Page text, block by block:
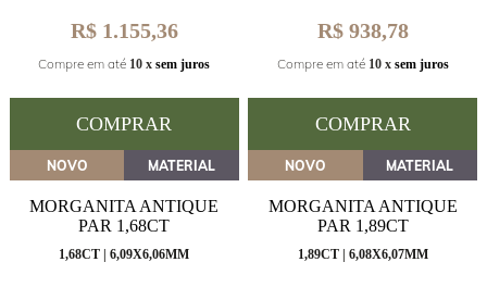
R$ 1.155,36
Compre em até 10 x sem juros
COMPRAR
R$ 938,78
Compre em até 10 x sem juros
COMPRAR
NOVO MATERIAL
MORGANITA ANTIQUE
PAR 1,68CT
1,68CT | 6,09X6,06MM
NOVO MATERIAL
MORGANITA ANTIQUE
PAR 1,89CT
1,89CT | 6,08X6,07MM